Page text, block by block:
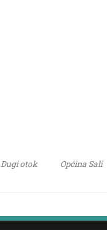
Dugi otok Općina Sali